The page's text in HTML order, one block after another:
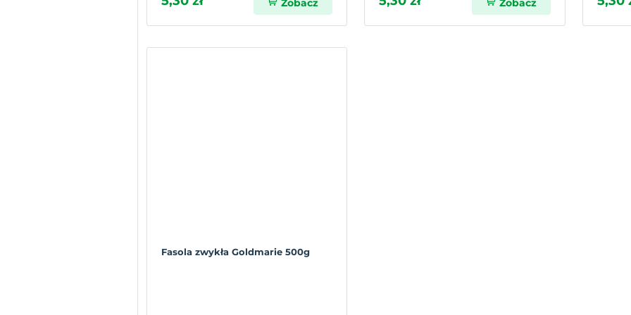
Zobacz Zobacz
Fasola zwykła Goldmarie 500g